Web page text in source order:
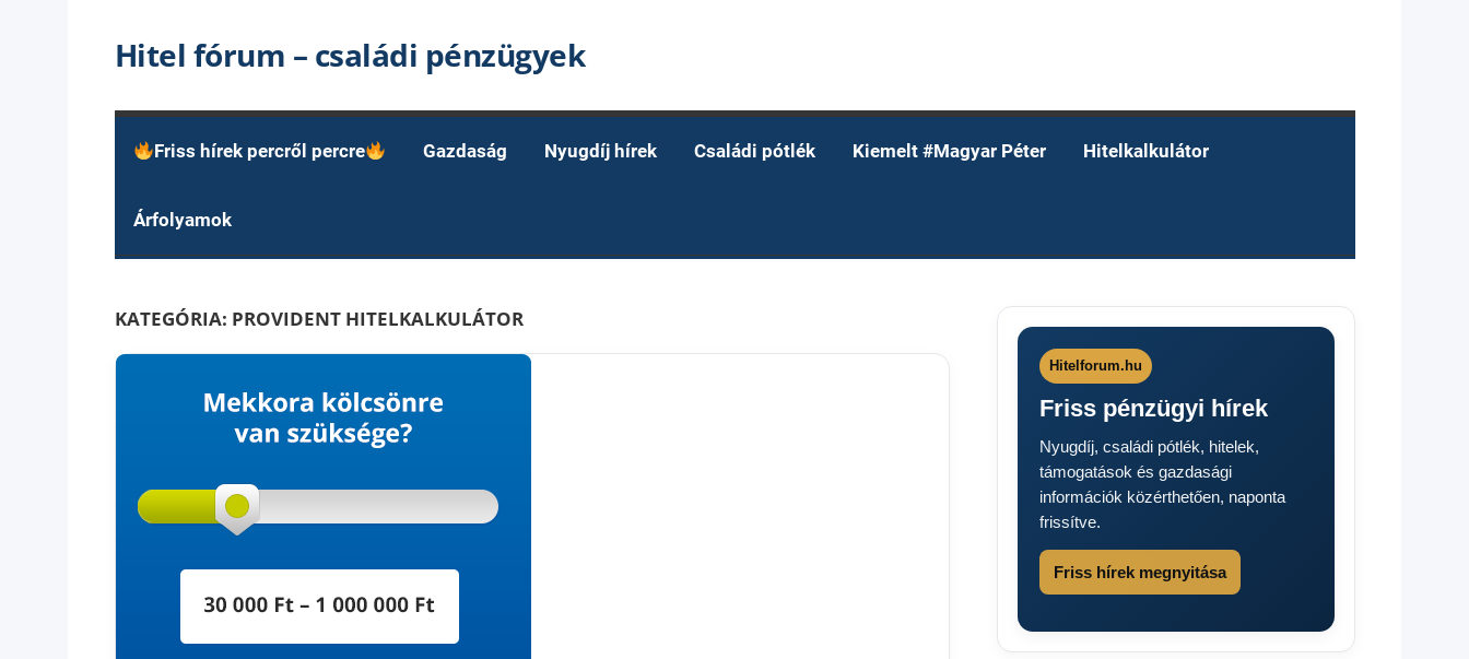
Hitel fórum – családi pénzügyek
Friss hírek percről percre Gazdaság Nyugdíj hírek Családi pótlék Kiemelt #Magyar Péter Hitelkalkulátor
Árfolyamok
KATEGÓRIA: PROVIDENT HITELKALKULÁTOR
Hitelforum.hu
Friss pénzügyi hírek
Nyugdíj, családi pótlék, hitelek,
támogatások és gazdasági
információk közérthetően, naponta
frissítve.
Friss hírek megnyitása